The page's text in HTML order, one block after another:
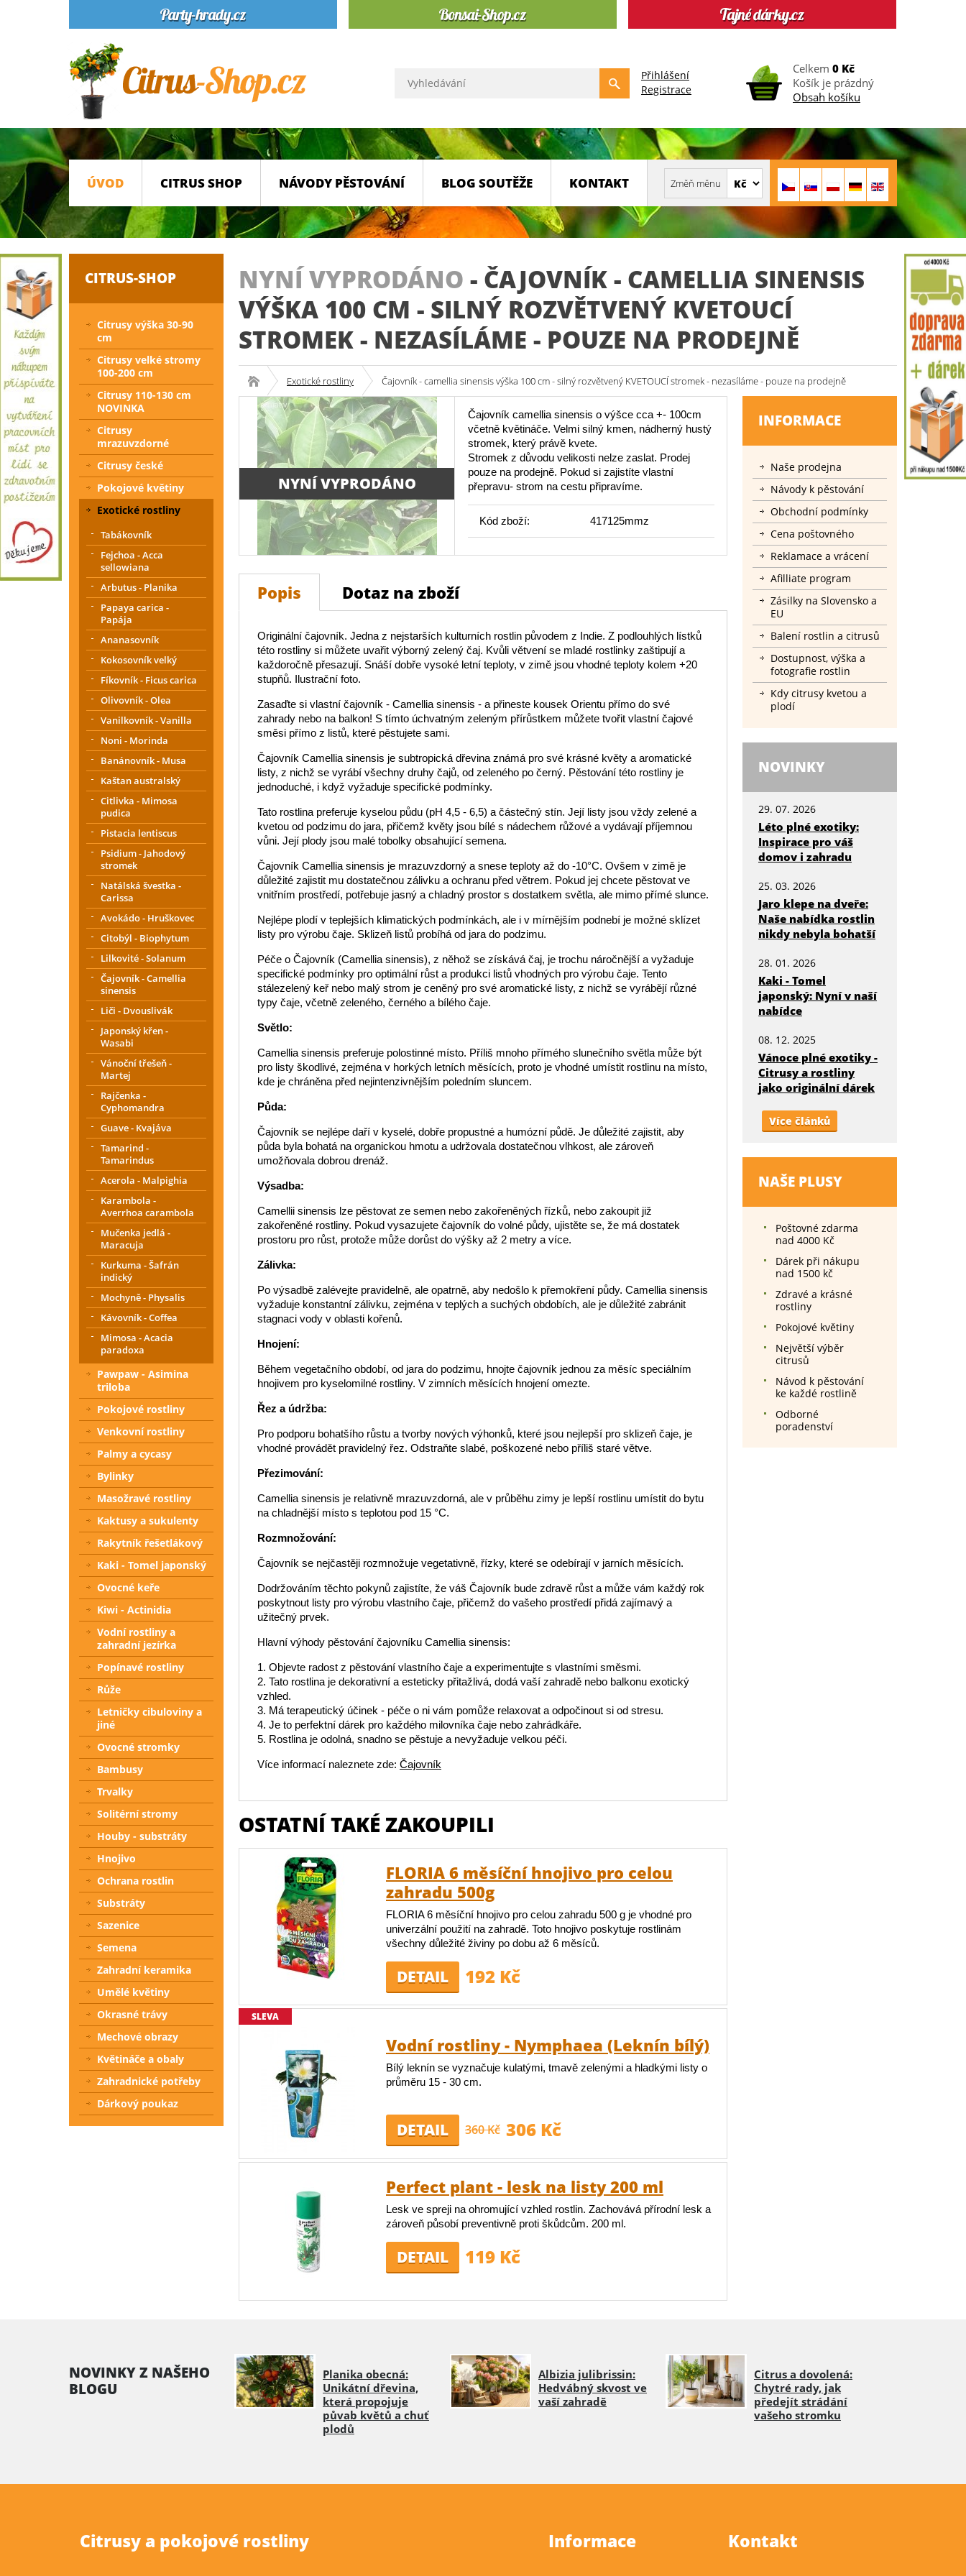
Přihlášení
Registrace
Celkem 0 Kč
Košík je prázdný
Obsah košíku
ÚVOD CITRUS SHOP NÁVODY PĚSTOVÁNÍ BLOG SOUTĚŽE KONTAKT
NYNÍ VYPRODÁNO - ČAJOVNÍK - CAMELLIA SINENSIS
VÝŠKA 100 CM - SILNÝ ROZVĚTVENÝ KVETOUCÍ
STROMEK - NEZASÍLÁME - POUZE NA PRODEJNĚ
Exotické rostliny Čajovník - camellia sinensis výška 100 cm - silný rozvětvený KVETOUCÍ stromek - nezasíláme - pouze na prodejně
NYNÍ VYPRODÁNO
Čajovník camellia sinensis o výšce cca +- 100cm
včetně květináče. Velmi silný kmen, nádherný hustý
stromek, který právě kvete.
Stromek z důvodu velikosti nelze zaslat. Prodej
pouze na prodejně. Pokud si zajistíte vlastní
přepravu- strom na cestu připravíme.
Kód zboží: 417125mmz
Popis Dotaz na zboží
Originální čajovník. Jedna z nejstarších kulturních rostlin původem z Indie. Z podlouhlých lístků
této rostliny si můžete uvařit výborný zelený čaj. Kvůli větvení se mladé rostlinky zaštipují a
každoročně přesazují. Snáší dobře vysoké letní teploty, v zimě jsou vhodné teploty kolem +20
stupňů. Ilustrační foto.
Zasaďte si vlastní čajovník - Camellia sinensis - a přineste kousek Orientu přímo do své
zahrady nebo na balkon! S tímto úchvatným zeleným přírůstkem můžete tvořit vlastní čajové
směsi přímo z listů, které pěstujete sami.
Čajovník Camellia sinensis je subtropická dřevina známá pro své krásné květy a aromatické
listy, z nichž se vyrábí všechny druhy čajů, od zeleného po černý. Pěstování této rostliny je
jednoduché, i když vyžaduje specifické podmínky.
Tato rostlina preferuje kyselou půdu (pH 4,5 - 6,5) a částečný stín. Její listy jsou vždy zelené a
kvetou od podzimu do jara, přičemž květy jsou bílé s nádechem růžové a vydávají příjemnou
vůni. Její plody jsou malé tobolky obsahující semena.
Čajovník Camellia sinensis je mrazuvzdorný a snese teploty až do -10°C. Ovšem v zimě je
důležité zajistit mu dostatečnou zálivku a ochranu před větrem. Pokud jej chcete pěstovat ve
vnitřním prostředí, potřebuje jasný a chladný prostor s dostatkem světla, ale mimo přímé slunce.
Nejlépe plodí v teplejších klimatických podmínkách, ale i v mírnějším podnebí je možné sklízet
listy pro výrobu čaje. Sklizeň listů probíhá od jara do podzimu.
Péče o Čajovník (Camellia sinensis), z něhož se získává čaj, je trochu náročnější a vyžaduje
specifické podmínky pro optimální růst a produkci listů vhodných pro výrobu čaje. Tento
stálezelený keř nebo malý strom je ceněný pro své aromatické listy, z nichž se vyrábějí různé
typy čaje, včetně zeleného, černého a bílého čaje.
Světlo:
Camellia sinensis preferuje polostinné místo. Příliš mnoho přímého slunečního světla může být
pro listy škodlivé, zejména v horkých letních měsících, proto je vhodné umístit rostlinu na místo,
kde je chráněna před nejintenzivnějším poledním sluncem.
Půda:
Čajovník se nejlépe daří v kyselé, dobře propustné a humózní půdě. Je důležité zajistit, aby
půda byla bohatá na organickou hmotu a udržovala dostatečnou vlhkost, ale zároveň
umožňovala dobrou drenáž.
Výsadba:
Camellii sinensis lze pěstovat ze semen nebo zakořeněných řízků, nebo zakoupit již
zakořeněné rostliny. Pokud vysazujete čajovník do volné půdy, ujistěte se, že má dostatek
prostoru pro růst, protože může dorůst do výšky až 2 metry a více.
Zálivka:
Po výsadbě zalévejte pravidelně, ale opatrně, aby nedošlo k přemokření půdy. Camellia sinensis
vyžaduje konstantní zálivku, zejména v teplých a suchých obdobích, ale je důležité zabránit
stagnaci vody v oblasti kořenů.
Hnojení:
Během vegetačního období, od jara do podzimu, hnojte čajovník jednou za měsíc speciálním
hnojivem pro kyselomilné rostliny. V zimních měsících hnojení omezte.
Řez a údržba:
Pro podporu bohatšího růstu a tvorby nových výhonků, které jsou nejlepší pro sklizeň čaje, je
vhodné provádět pravidelný řez. Odstraňte slabé, poškozené nebo příliš staré větve.
Přezimování:
Camellia sinensis je relativně mrazuvzdorná, ale v průběhu zimy je lepší rostlinu umístit do bytu
na chladnější místo s teplotou pod 15 °C.
Rozmnožování:
Čajovník se nejčastěji rozmnožuje vegetativně, řízky, které se odebírají v jarních měsících.
Dodržováním těchto pokynů zajistíte, že váš Čajovník bude zdravě růst a může vám každý rok
poskytnout listy pro výrobu vlastního čaje, přičemž do vašeho prostředí přidá zajímavý a
užitečný prvek.
Hlavní výhody pěstování čajovníku Camellia sinensis:
1. Objevte radost z pěstování vlastního čaje a experimentujte s vlastními směsmi.
2. Tato rostlina je dekorativní a esteticky přitažlivá, dodá vaší zahradě nebo balkonu exotický
vzhled.
3. Má terapeutický účinek - péče o ni vám pomůže relaxovat a odpočinout si od stresu.
4. Je to perfektní dárek pro každého milovníka čaje nebo zahrádkáře.
5. Rostlina je odolná, snadno se pěstuje a nevyžaduje velkou péči.
Více informací naleznete zde: Čajovník
OSTATNÍ TAKÉ ZAKOUPILI
FLORIA 6 měsíční hnojivo pro celou
zahradu 500g
FLORIA 6 měsíční hnojivo pro celou zahradu 500 g je vhodné pro
univerzální použití na zahradě. Toto hnojivo poskytuje rostlinám
všechny důležité živiny po dobu až 6 měsíců.
DETAIL 192 Kč
SLEVA
Vodní rostliny - Nymphaea (Leknín bílý)
Bílý leknín se vyznačuje kulatými, tmavě zelenými a hladkými listy o
průměru 15 - 30 cm.
DETAIL 360 Kč 306 Kč
Perfect plant - lesk na listy 200 ml
Lesk ve spreji na ohromující vzhled rostlin. Zachovává přírodní lesk a
zároveň působí preventivně proti škůdcům. 200 ml.
DETAIL 119 Kč
INFORMACE
Naše prodejna
Návody k pěstování
Obchodní podmínky
Cena poštovného
Reklamace a vrácení
Afilliate program
Zásilky na Slovensko a
EU
Balení rostlin a citrusů
Dostupnost, výška a
fotografie rostlin
Kdy citrusy kvetou a
plodí
NOVINKY
29. 07. 2026
Léto plné exotiky:
Inspirace pro váš
domov i zahradu
25. 03. 2026
Jaro klepe na dveře:
Naše nabídka rostlin
nikdy nebyla bohatší
28. 01. 2026
Kaki - Tomel
japonský: Nyní v naší
nabídce
08. 12. 2025
Vánoce plné exotiky -
Citrusy a rostliny
jako originální dárek
Více článků
NAŠE PLUSY
Poštovné zdarma
nad 4000 Kč
Dárek při nákupu
nad 1500 kč
Zdravé a krásné
rostliny
Pokojové květiny
Největší výběr
citrusů
Návod k pěstování
ke každé rostlině
Odborné
poradenství
CITRUS-SHOP
Citrusy výška 30-90
cm
Citrusy velké stromy
100-200 cm
Citrusy 110-130 cm
NOVINKA
Citrusy
mrazuvzdorné
Citrusy české
Pokojové květiny
Exotické rostliny
Tabákovník
Fejchoa - Acca
sellowiana
Arbutus - Planika
Papaya carica -
Papája
Ananasovník
Kokosovník velký
Fíkovník - Ficus carica
Olivovník - Olea
Vanilkovník - Vanilla
Noni - Morinda
Banánovník - Musa
Kaštan australský
Citlivka - Mimosa
pudica
Pistacia lentiscus
Psidium - Jahodový
stromek
Natálská švestka -
Carissa
Avokádo - Hruškovec
Citobýl - Biophytum
Lilkovité - Solanum
Čajovník - Camellia
sinensis
Liči - Dvouslivák
Japonský křen -
Wasabi
Vánoční třešeň -
Martej
Rajčenka -
Cyphomandra
Guave - Kvajáva
Tamarind -
Tamarindus
Acerola - Malpighia
Karambola -
Averrhoa carambola
Mučenka jedlá -
Maracuja
Kurkuma - Šafrán
indický
Mochyně - Physalis
Kávovník - Coffea
Mimosa - Acacia
paradoxa
Pawpaw - Asimina
triloba
Pokojové rostliny
Venkovní rostliny
Palmy a cycasy
Bylinky
Masožravé rostliny
Kaktusy a sukulenty
Rakytník řešetlákový
Kaki - Tomel japonský
Ovocné keře
Kiwi - Actinidia
Vodní rostliny a
zahradní jezírka
Popínavé rostliny
Růže
Letničky cibuloviny a
jiné
Ovocné stromky
Bambusy
Trvalky
Solitérní stromy
Houby - substráty
Hnojivo
Ochrana rostlin
Substráty
Sazenice
Semena
Zahradní keramika
Umělé květiny
Okrasné trávy
Mechové obrazy
Květináče a obaly
Zahradnické potřeby
Dárkový poukaz
NOVINKY Z NAŠEHO
BLOGU
Planika obecná:
Unikátní dřevina,
která propojuje
půvab květů a chuť
plodů
Albizia julibrissin:
Hedvábný skvost ve
vaší zahradě
Citrus a dovolená:
Chytré rady, jak
předejít strádání
vašeho stromku
Citrusy a pokojové rostliny Informace Kontakt